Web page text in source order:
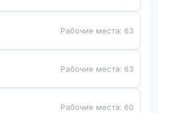
Рабочие места: 63
Рабочие места: 63
Рабочие места: 60